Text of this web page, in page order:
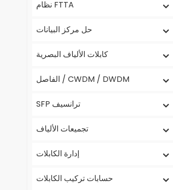
نظام FTTA
حل مركز البيانات
كابلات الألياف البصرية
الفاصل / CWDM / DWDM
SFP ترانسيف
تجميعات الألياف
إدارة الكابلات
حسابات تركيب الكابلات